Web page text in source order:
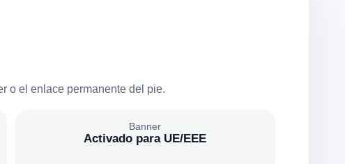
o el enlace permanente del pie.
Banner
Activado para UE/EEE